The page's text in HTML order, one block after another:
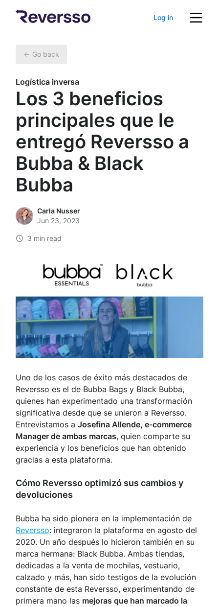
Log in
Go back
Logística inversa
Los 3 beneficios
principales que le
entregó Reversso a
Bubba & Black
Bubba
Carla Nusser
Jun 23, 2023
3 min read
Uno de los casos de éxito más destacados de
Reversso es el de Bubba Bags y Black Bubba,
quienes han experimentado una transformación
significativa desde que se unieron a Reversso.
Entrevistamos a Josefina Allende, e-commerce
Manager de ambas marcas, quien comparte su
experiencia y los beneficios que han obtenido
gracias a esta plataforma.
Cómo Reversso optimizó sus cambios y
devoluciones
Bubba ha sido pionera en la implementación de
Reversso: integraron la plataforma en agosto del
2020. Un año después lo hicieron también en su
marca hermana: Black Bubba. Ambas tiendas,
dedicadas a la venta de mochilas, vestuario,
calzado y más, han sido testigos de la evolución
constante de esta Reversso, experimentando de
primera mano las mejoras que han marcado la